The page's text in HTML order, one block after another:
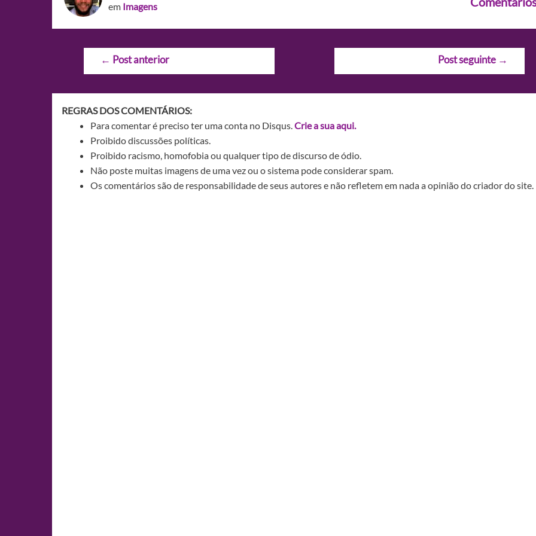
em Imagens
Navegação
← Post anterior Post seguinte →
REGRAS DOS COMENTÁRIOS:
Para comentar é preciso ter uma conta no Disqus.Crie a sua aqui.
Proibido discussões políticas.
Proibido racismo, homofobia ou qualquer tipo de discurso de ódio.
Não poste muitas imagens de uma vez ou o sistema pode considerar spam.
Os comentários são de responsabilidade de seus autores e não refletem em nada a opinião do criador do site.